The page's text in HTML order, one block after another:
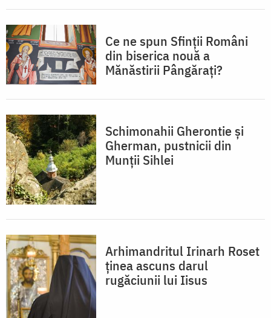
Ce ne spun Sfinții Români
din biserica nouă a
Mănăstirii Pângărați?
Schimonahii Gherontie și
Gherman, pustnicii din
Munții Sihlei
Arhimandritul Irinarh Roset
ținea ascuns darul
rugăciunii lui Iisus